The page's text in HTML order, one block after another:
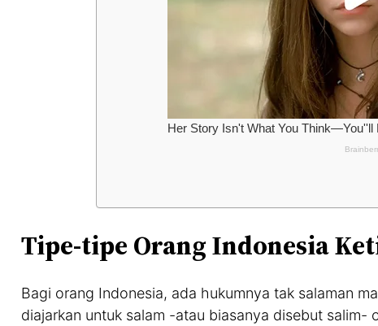
Tipe-tipe Orang Indonesia
Bagi orang Indonesia, ada hukumnya tak salaman
diajarkan untuk salam -atau biasanya disebut salim-